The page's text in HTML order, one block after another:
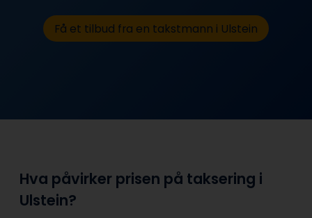
Få et tilbud fra en takstmann i Ulstein
Hva påvirker prisen på taksering i
Ulstein?